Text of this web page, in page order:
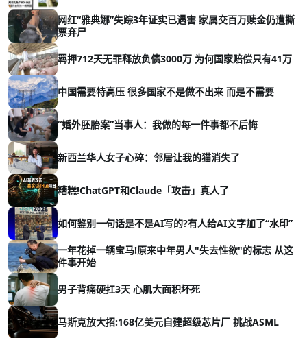
网红“雅典娜”失踪3年证实已遇害 家属交百万赎金仍遭撕
票弃尸
羁押712天无罪释放负债3000万 为何国家赔偿只有41万
中国需要特高压 很多国家不是做不出来 而是不需要
“婚外胚胎案”当事人：我做的每一件事都不后悔
新西兰华人女子心碎：邻居让我的猫消失了
糟糕!ChatGPT和Claude「攻击」真人了
如何鉴别一句话是不是AI写的?有人给AI文字加了“水印”
一年花掉一辆宝马!原来中年男人"失去性欲"的标志 从这
件事开始
男子背痛硬扛3天 心肌大面积坏死
马斯克放大招:168亿美元自建超级芯片厂 挑战ASML